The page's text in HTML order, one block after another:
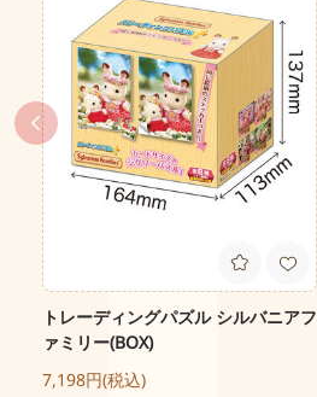
トレーディングパズル シルバニアフ
ァミリー(BOX)
7,198円(税込)